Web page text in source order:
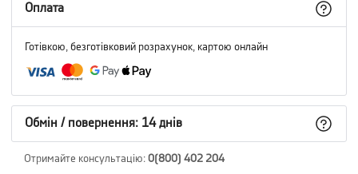
Оплата
Готівкою, безготівковий розрахунок, картою онлайн
Обмін / повернення: 14 днів
Отримайте консультацію: 0(800) 402 204